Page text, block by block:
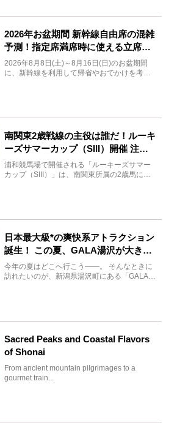
2026年お盆期間 新幹線自由席の混雑
予測！指定席満席時に使える立席特
急券も解説
2026年8月8日(土)～8月16日(日)のお盆期間
に、新幹線を利用して帰省やおでかけを考え
南関東2歳戦線の主役は誰だ！ルーキ
ーズサマーカップ（SIII）開催 注目
馬と見どころをチェック
浦和競馬場で開催される「ルーキーズサマー
カップ（SIII）」は、南関東所属の2歳馬によ
日本最大級*の爽快系アトラクション
誕生！ この夏、GALA湯沢が大きく
生まれ変わる
今年の夏はどこへ行こう――。 そんなときに
訪れたいのが、新潟県湯沢町にある「GALA湯
Sacred Peaks and Coastal Flavors
of Shonai
From ancient mountain pilgrimages to a
gourmet train...